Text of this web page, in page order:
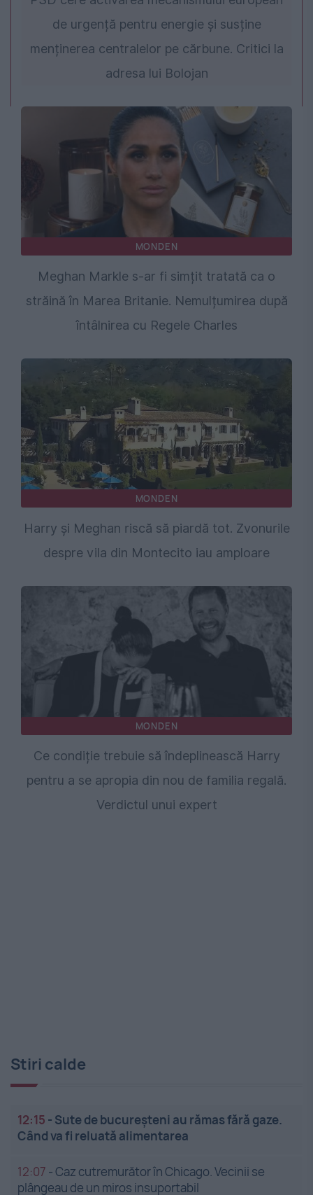
de urgență pentru energie și susține
menținerea centralelor pe cărbune. Critici la
adresa lui Bolojan
MONDEN
Meghan Markle s-ar fi simțit tratată ca o
străină în Marea Britanie. Nemulțumirea după
întâlnirea cu Regele Charles
MONDEN
Harry și Meghan riscă să piardă tot. Zvonurile
despre vila din Montecito iau amploare
MONDEN
Ce condiție trebuie să îndeplinească Harry
pentru a se apropia din nou de familia regală.
Verdictul unui expert
Stiri calde
12:15 - Sute de bucureșteni au rămas fără gaze.
Când va fi reluată alimentarea
12:07 -Caz cutremurător în Chicago. Vecinii se
plângeau de un miros insuportabil